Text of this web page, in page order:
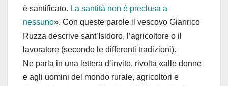
è santificato. La santità non è preclusa a
nessuno». Con queste parole il vescovo Gianrico
Ruzza descrive sant’Isidoro, l’agricoltore o il
lavoratore (secondo le differenti tradizioni).
Ne parla in una lettera d’invito, rivolta «alle donne
e agli uomini del mondo rurale, agricoltori e